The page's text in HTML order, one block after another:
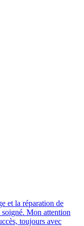
et la réparation de
Mon attention
toujours avec